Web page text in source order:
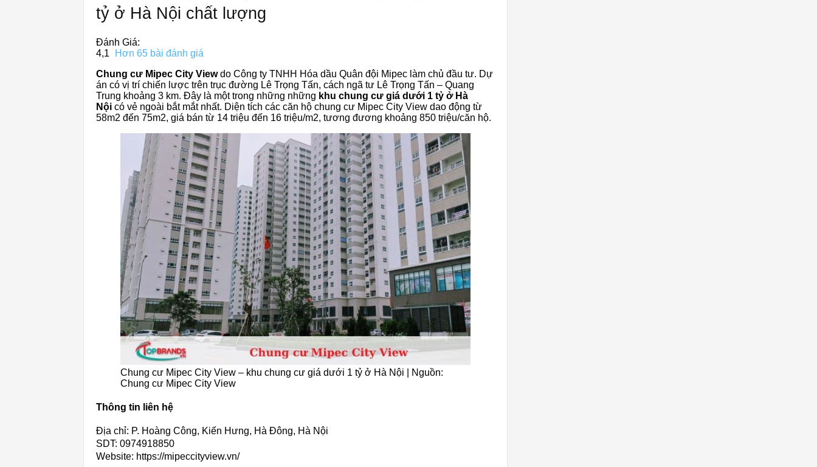
tỷ ở Hà Nội chất lượng
Đánh Giá:
4,1
Hơn 65 bài đánh giá
Chung cư Mipec City Viewdo Công ty TNHH Hóa dầu Quân đội Mipec làm chủ đầu tư. Dự
án có vị trí chiến lược trên trục đường Lê Trọng Tấn, cách ngã tư Lê Trọng Tấn – Quang
Trung khoảng 3 km. Đây là một trong những những khu chung cư giá dưới 1 tỷ ở Hà
Nội có vẻ ngoài bắt mắt nhất. Diện tích các căn hộ chung cư Mipec City View dao động từ
58m2 đến 75m2, giá bán từ 14 triệu đến 16 triệu/m2, tương đương khoảng 850 triệu/căn hộ.
Chung cư Mipec City View – khu chung cư giá dưới 1 tỷ ở Hà Nội | Nguồn:
Chung cư Mipec City View
Thông tin liên hệ
Địa chỉ: P. Hoàng Công, Kiến Hưng, Hà Đông, Hà Nội
SDT: 0974918850
Website: https://mipeccityview.vn/